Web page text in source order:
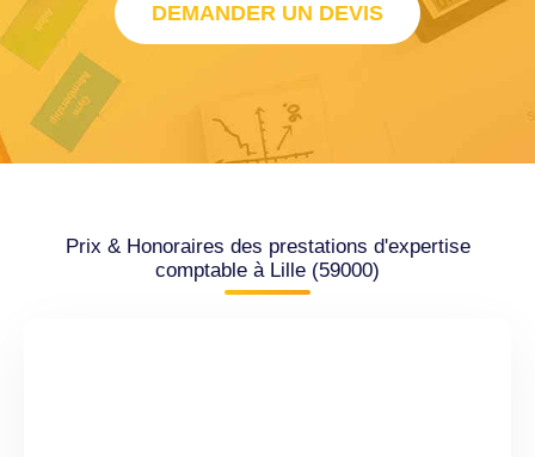
DEMANDER UN DEVIS
Prix & Honoraires des prestations d'expertise
comptable à Lille (59000)